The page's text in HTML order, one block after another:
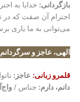
بازگردانی: خدایا به
احترام آن صفت که
می‌توانی به ما یاری
الهی، عاجز و
قلمرو زبانی: عاجز:
دانم، دارم: جناس /